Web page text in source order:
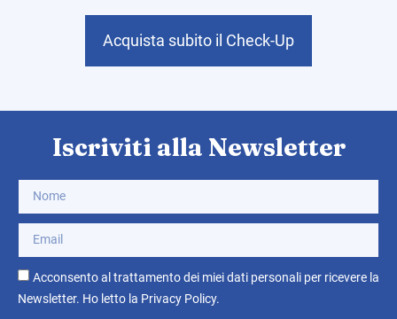
Acquista subito il Check-Up
Iscriviti alla Newsletter
Acconsento al trattamento dei miei dati personali per ricevere la
Newsletter. Ho letto la Privacy Policy.